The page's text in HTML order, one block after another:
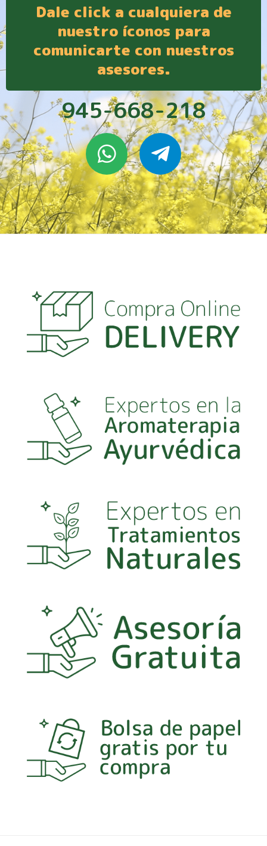
Dale click a cualquiera de
nuestro íconos para
comunicarte con nuestros
asesores.
945-668-218